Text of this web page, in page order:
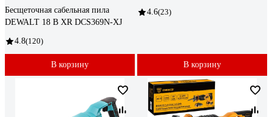
Бесщеточная сабельная пила
DEWALT 18 В XR DCS369N-XJ
4.8(120)
В корзину
4.6(23)
В корзину